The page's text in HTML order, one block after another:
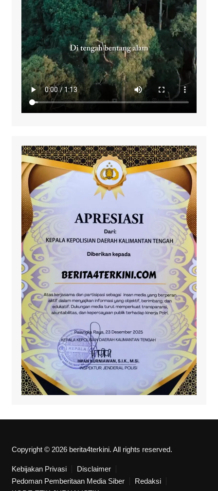
Copyright © 2026 berita4terkini. All rights reserved.
Kebijakan Privasi
Disclaimer
Pedoman Pemberitaan Media Siber
Redaksi